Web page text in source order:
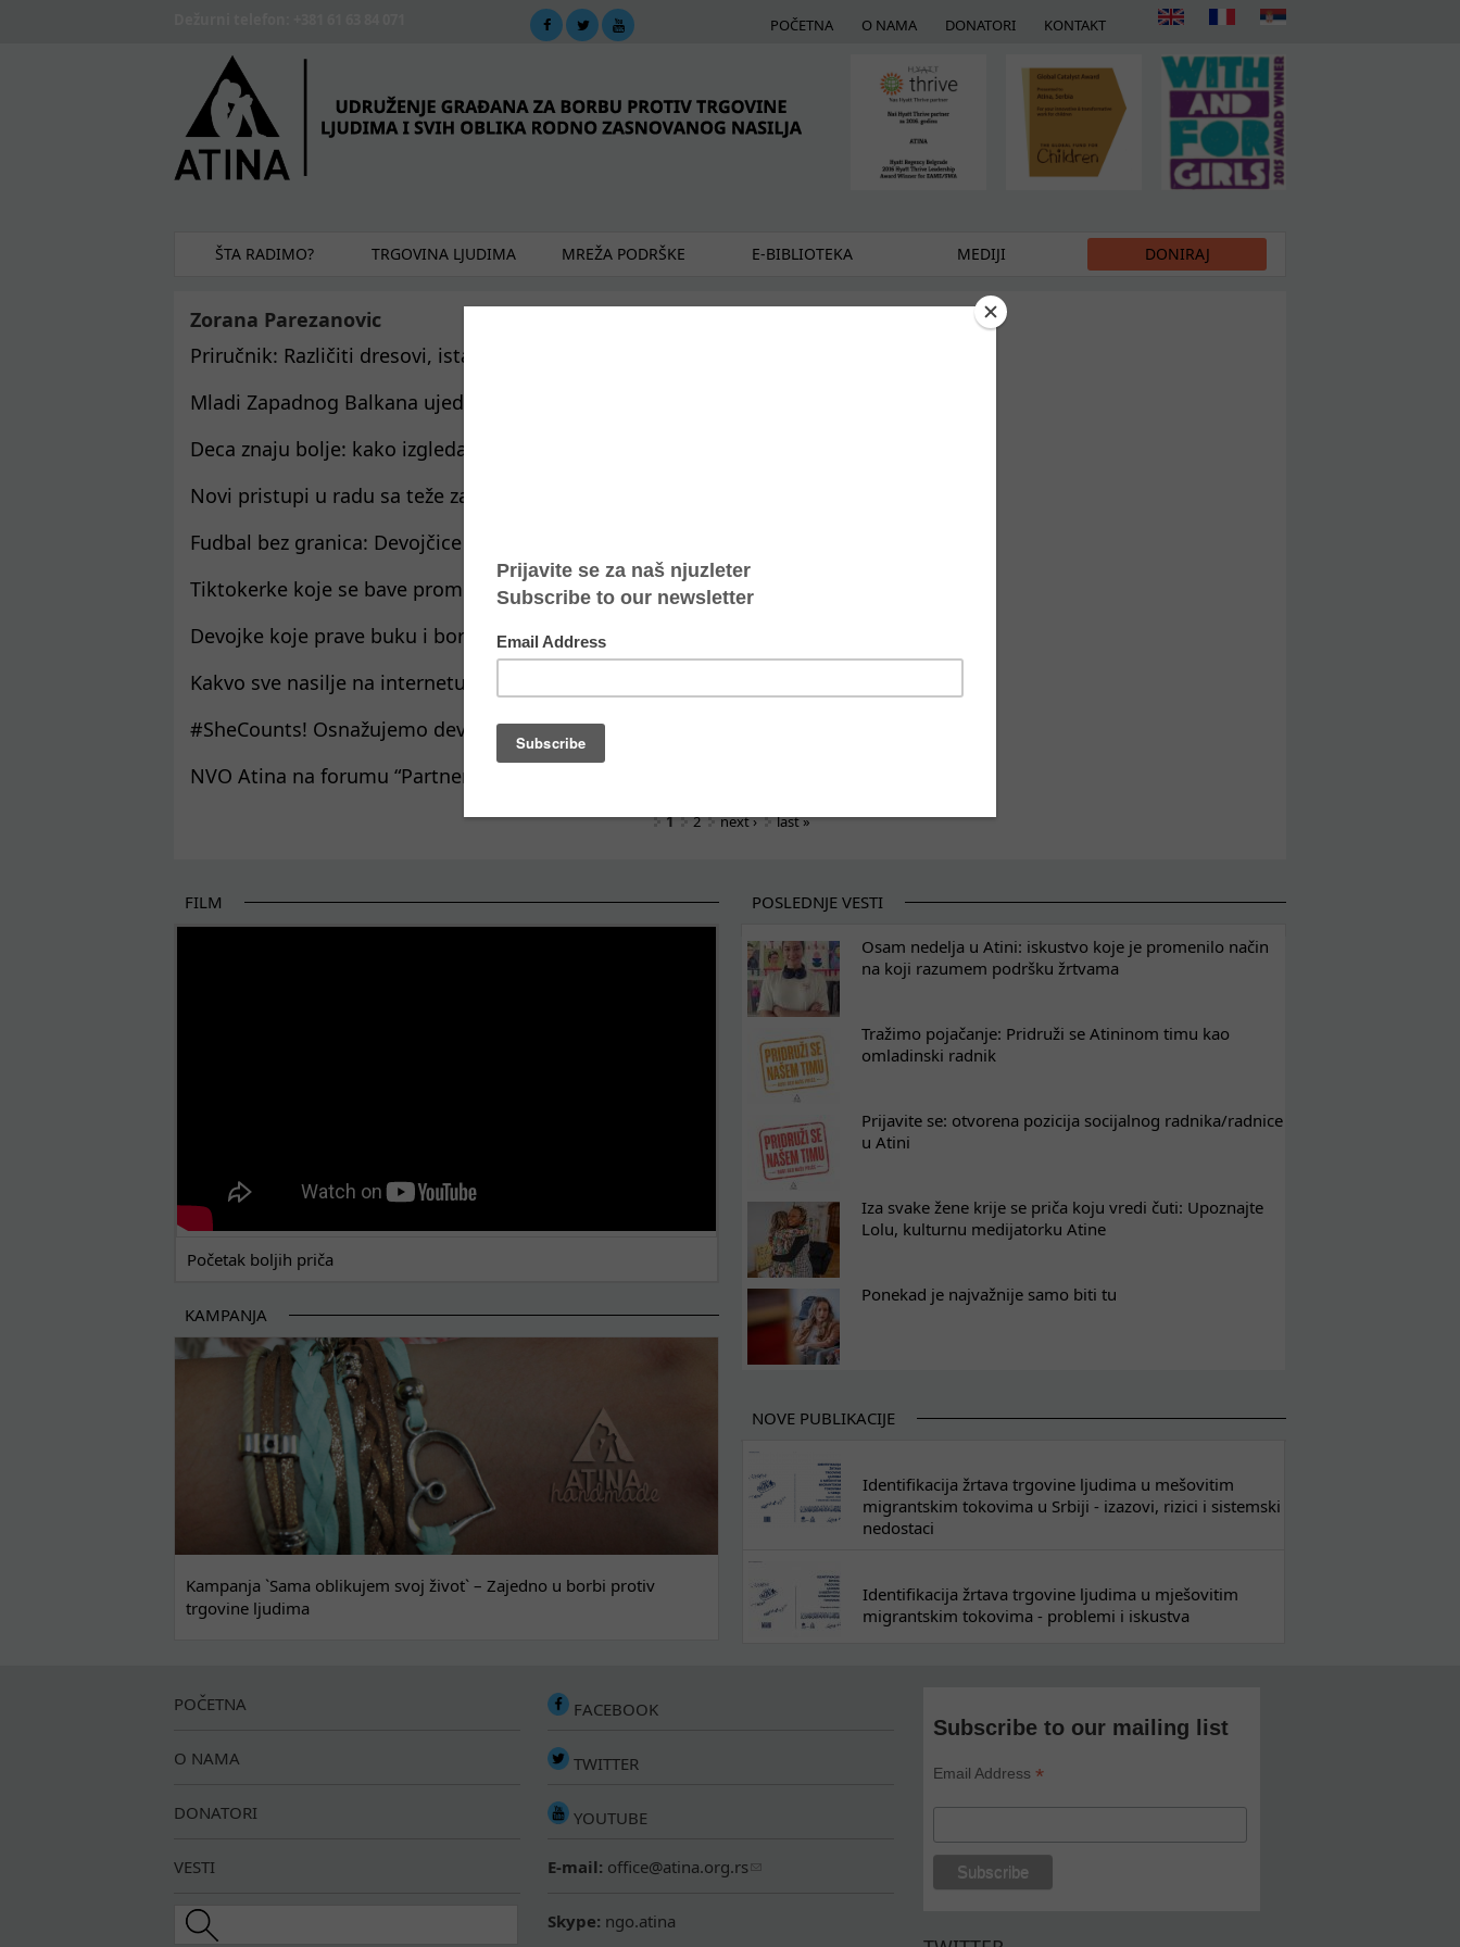
POČETNA O NAMA DONATORI KONTAKT
ŠTA RADIMO? TRGOVINA LJUDIMA MREŽA PODRŠKE E-BIBLIOTEKA MEDIJI DONIRAJ
Zorana Parezanovic
Priručnik: Različiti dresovi, ista ekipa
Mladi Zapadnog Balkana ujedinjeni kroz igru i poštovanje
Deca znaju bolje: kako izgleda budućnost u kojoj svi pripadamo
Novi pristupi u radu sa teže zapošljivim grupama građana
Fudbal bez granica: Devojčice iz regiona ruše barijere kroz sport i zajedništvo
Tiktokerke koje se bave promocijom nauke o pretnjama i uvredama
Devojke koje prave buku i bore se za širenje prostora za žensko aktivističko delovanje
Kakvo sve nasilje na internetu trpe devojke u Srbiji?
#SheCounts! Osnažujemo devojčice da same odlučuju
NVO Atina na forumu “Partnerstvo sa muškarcima i dečacima za rodnu ravnopravnost”
1 2 next › last »
FILM
Početak boljih priča
KAMPANJA
Kampanja `Sama oblikujem svoj život` – Zajedno u borbi protiv
trgovine ljudima
POSLEDNJE VESTI
Osam nedelja u Atini: iskustvo koje je promenilo način
na koji razumem podršku žrtvama
Tražimo pojačanje: Pridruži se Atininom timu kao
omladinski radnik
Prijavite se: otvorena pozicija socijalnog radnika/radnice
u Atini
Iza svake žene krije se priča koju vredi čuti: Upoznajte
Lolu, kulturnu medijatorku Atine
Ponekad je najvažnije samo biti tu
NOVE PUBLIKACIJE
Identifikacija žrtava trgovine ljudima u mešovitim
migrantskim tokovima u Srbiji - izazovi, rizici i sistemski
nedostaci
Identifikacija žrtava trgovine ljudima u mješovitim
migrantskim tokovima - problemi i iskustva
POČETNA
O NAMA
DONATORI
VESTI
Search this site
FACEBOOK
TWITTER
YOUTUBE
E-mail: office@atina.org.rs
Skype: ngo.atina
Subscribe to our mailing list
Email Address*